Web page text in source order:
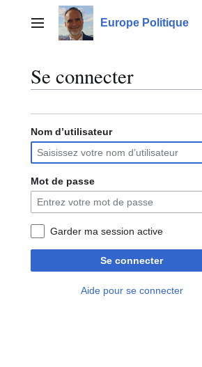
contenuMenu principalEurope Politique
Se connecter
Nom d’utilisateur
Mot de passe
Garder ma session active
Se connecter
Aide pour se connecter